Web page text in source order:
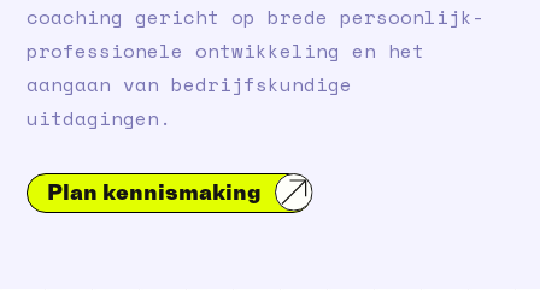
coaching gericht op brede persoonlijk-
professionele ontwikkeling en het
aangaan van bedrijfskundige
uitdagingen.
Plan kennismaking